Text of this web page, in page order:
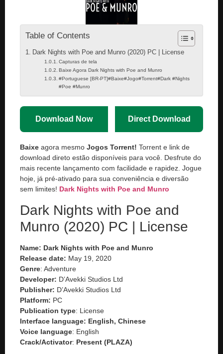
Table of Contents
Dark Nights with Poe and Munro (2020) PC | License
Capturas de tela
Baixe Agora Dark Nights with Poe and Munro
#Portuguese [BR-PT]#Baixe#Jogo#Torrent#Dark #Nights
#Poe #Munro
Download Now Direct Download
Baixe agora mesmo Jogos Torrent! Torrent e link de
download direto estão disponíveis para você. Desfrute do
mais recente lançamento com facilidade e rapidez. Jogue
hoje, já pré-ativado para sua conveniência e diversão
sem limites! Dark Nights with Poe and Munro
Dark Nights with Poe and
Munro (2020) PC | License
Name: Dark Nights with Poe and Munro
Release date: May 19, 2020
Genre: Adventure
Developer: D’Avekki Studios Ltd
Publisher: D’Avekki Studios Ltd
Platform: PC
Publication type: License
Interface language: English, Chinese
Voice language: English
Crack/Activator: Present (PLAZA)